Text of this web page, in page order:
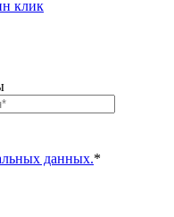
клик
данных.*